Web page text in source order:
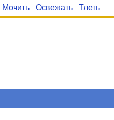
Мочить
Освежать Тлеть